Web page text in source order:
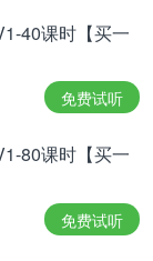
40课时【买一
免费试听
80课时【买一
免费试听